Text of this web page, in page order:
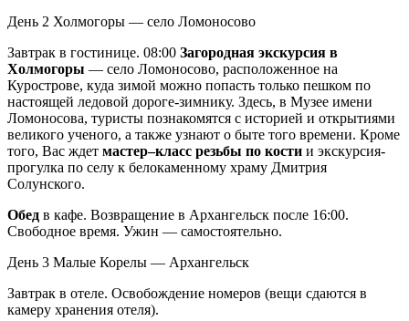
День 2 Холмогоры — село Ломоносово
Завтрак в гостинице. 08:00 Загородная экскурсия в
Холмогоры — село Ломоносово, расположенное на
Курострове, куда зимой можно попасть только пешком по
настоящей ледовой дороге-зимнику. Здесь, в Музее имени
Ломоносова, туристы познакомятся с историей и открытиями
великого ученого, а также узнают о быте того времени. Кроме
того, Вас ждет мастер–класс резьбы по кости и экскурсия-
прогулка по селу к белокаменному храму Дмитрия
Солунского.
Обед в кафе. Возвращение в Архангельск после 16:00.
Свободное время. Ужин — самостоятельно.
День 3 Малые Корелы — Архангельск
Завтрак в отеле. Освобождение номеров (вещи сдаются в
камеру хранения отеля).